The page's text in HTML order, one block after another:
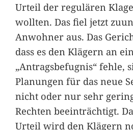
Urteil der regulären
wollten. Das fiel jetzt
Anwohner aus. Das
dass es den Klägern an
„Antragsbefugnis“ fehle,
Planungen für das neue
nicht oder nur sehr
Rechten beeinträchtigt.
Urteil wird den Klägern